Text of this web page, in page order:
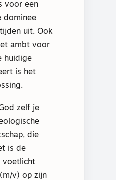
voor een
dominee
uit. Ook
ambt voor
huidige
is het
zelf je
die
is de
voetlicht
v) op zijn